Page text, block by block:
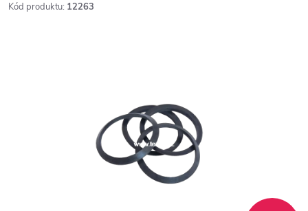
Kód produktu: 12263